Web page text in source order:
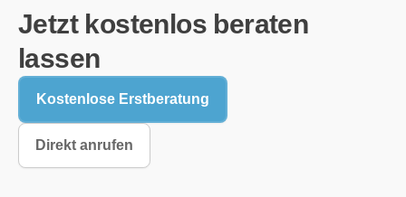
Jetzt kostenlos beraten
lassen
Kostenlose Erstberatung
Direkt anrufen